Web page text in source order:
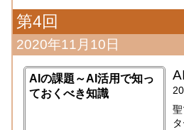
第4回
2020年11月10日
AIの課題～AI活用で知っ
ておくべき知識